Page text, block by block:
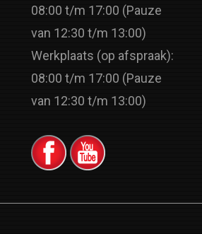
08:00 t/m 17:00 (Pauze
van 12:30 t/m 13:00)
Werkplaats (op afspraak):
08:00 t/m 17:00 (Pauze
van 12:30 t/m 13:00)